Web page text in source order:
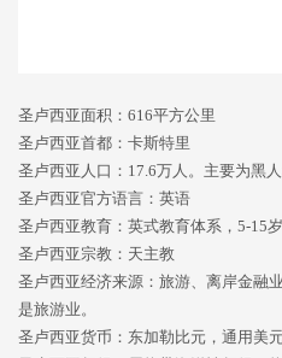
圣卢西亚面积：616平方公里
圣卢西亚首都：卡斯特里
圣卢西亚人口：17.6万人。主要为黑人
圣卢西亚官方语言：英语
圣卢西亚教育：英式教育体系，5-15
圣卢西亚宗教：天主教
圣卢西亚经济来源：旅游、离岸金融
是旅游业。
圣卢西亚货币：东加勒比元，通用美元